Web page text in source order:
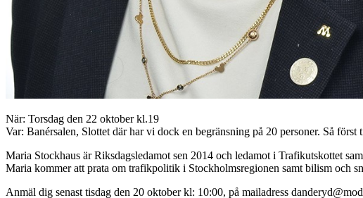
När: Torsdag den 22 oktober kl.19
Var: Banérsalen, Slottet där har vi dock en begränsning på 20 personer. Så
Maria Stockhaus är Riksdagsledamot sen 2014 och ledamot i Trafikutskottet
Maria kommer att prata om trafikpolitik i Stockholmsregionen samt bilism och
Anmäl dig senast tisdag den 20 oktober kl: 10:00, på mailadress